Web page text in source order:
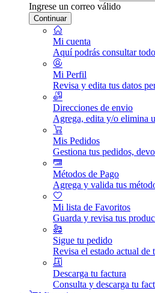
Ingrese un correo válido
Continuar
Mi cuenta
Aquí podrás consultar
Mi Perfil
Revisa y edita tus datos
Direcciones de envio
Agrega, edita y/o elimina
Mis Pedidos
Gestiona tus pedidos,
Métodos de Pago
Agrega y valida tus
Mi lista de Favoritos
Guarda y revisa tus
Sigue tu pedido
Revisa el estado actual de
Descarga tu factura
Consulta y descarga tu